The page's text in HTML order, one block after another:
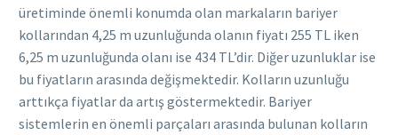
üretiminde önemli konumda olan markaların bariyer
kollarından 4,25 m uzunluğunda olanın fiyatı 255 TL iken
6,25 m uzunluğunda olanı ise 434 TL’dir. Diğer uzunluklar ise
bu fiyatların arasında değişmektedir. Kolların uzunluğu
arttıkça fiyatlar da artış göstermektedir. Bariyer
sistemlerin en önemli parçaları arasında bulunan kolların